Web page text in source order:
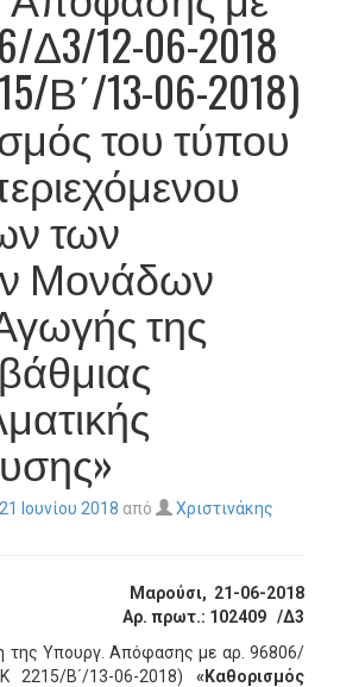
Δ3/12-06-2018
Β΄/13-06-2018)
του τύπου
των
Μονάδων
της
21 Ιουνίου 2018 από
Χριστινάκης
Μαρούσι, 21-06-2018
Αρ. πρωτ.: 102409 /Δ3
της Υπουργ. Απόφασης με αρ. 96806/
2215/Β΄/13-06-2018) «Καθορισμός